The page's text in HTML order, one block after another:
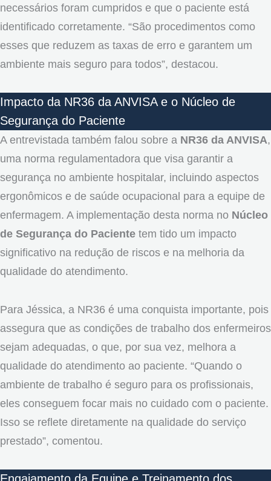
necessários foram cumpridos e que o paciente está
identificado corretamente. “São procedimentos como
esses que reduzem as taxas de erro e garantem um
ambiente mais seguro para todos”, destacou.
Impacto da NR36 da ANVISA e o Núcleo de
Segurança do Paciente
A entrevistada também falou sobre a NR36 da ANVISA,
uma norma regulamentadora que visa garantir a
segurança no ambiente hospitalar, incluindo aspectos
ergonômicos e de saúde ocupacional para a equipe de
enfermagem. A implementação desta norma no Núcleo
de Segurança do Paciente tem tido um impacto
significativo na redução de riscos e na melhoria da
qualidade do atendimento.
Para Jéssica, a NR36 é uma conquista importante, pois
assegura que as condições de trabalho dos enfermeiros
sejam adequadas, o que, por sua vez, melhora a
qualidade do atendimento ao paciente. “Quando o
ambiente de trabalho é seguro para os profissionais,
eles conseguem focar mais no cuidado com o paciente.
Isso se reflete diretamente na qualidade do serviço
prestado”, comentou.